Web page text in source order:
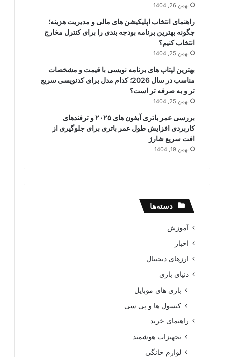
بهمن 26, 1404
راهنمای انتخاب اپلیکیشن های مالی و مدیریت هزینه؛
چگونه بهترین برنامه بودجه بندی را برای کنترل مخارج
انتخاب کنیم؟
بهمن 25, 1404
بهترین لپتاپ های برنامه نویسی با قیمت و مشخصات
مناسب در سال 2026؛ کدام مدل برای کدنویسی سریع
تر و به صرفه تر است؟
بهمن 25, 1404
بررسی عمر باتری آیفون های ۲۰۲۵ و ترفندهای
کاربردی افزایش طول عمر باتری برای جلوگیری از
افت سریع شارژ
بهمن 19, 1404
دسته‌ها
آموزش
اخبار
ارزهای دیجیتال
دنیای بازی
بازی های موبایل
کنسول ها و پی سی
راهنمای خرید
تجهیزات هوشمند
لوازم خانگی